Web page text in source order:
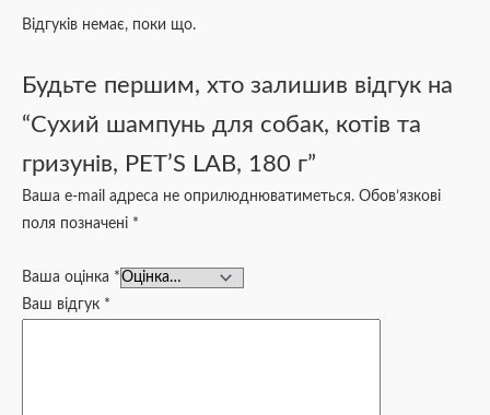
Відгуків немає, поки що.
Будьте першим, хто залишив відгук на
“Сухий шампунь для собак, котів та
гризунів, PET’S LAB, 180 г”
Ваша e-mail адреса не оприлюднюватиметься. Обов’язкові
поля позначені *
Ваша оцінка *
Ваш відгук *